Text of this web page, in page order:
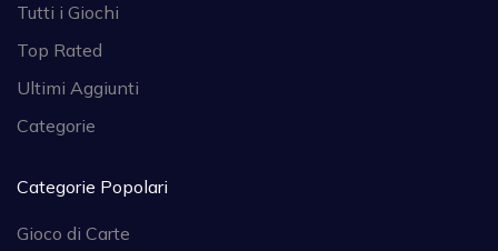
Tutti i Giochi
Top Rated
Ultimi Aggiunti
Categorie
Categorie Popolari
Gioco di Carte